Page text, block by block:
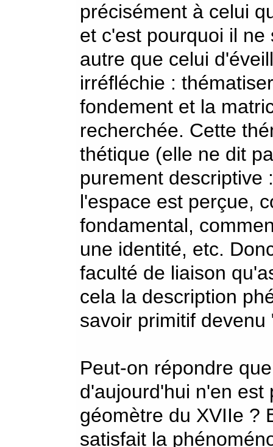
précisément à celui
et c'est pourquoi il
autre que celui
irréfléchie :
fondement et la
recherchée. Cette
thétique (elle ne dit
purement descriptive
l'espace est perçue,
fondamental,
une identité, etc.
faculté de liaison
cela la description
savoir primitif devenu
Peut-on répondre
d'aujourd'hui n'en est
géomètre du XVIIe ?
satisfait la